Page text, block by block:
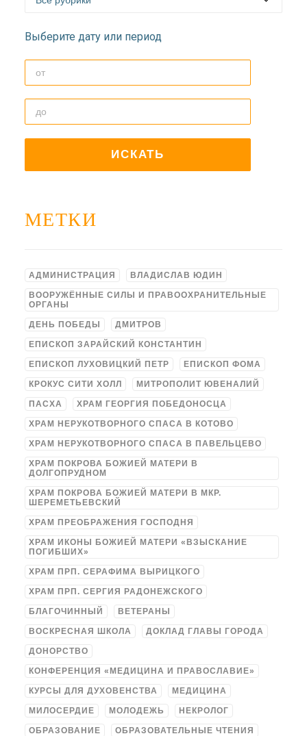
Выберите дату или период
МЕТКИ
АДМИНИСТРАЦИЯ ВЛАДИСЛАВ ЮДИН
ВООРУЖЁННЫЕ СИЛЫ И ПРАВООХРАНИТЕЛЬНЫЕ
ОРГАНЫ
ДЕНЬ ПОБЕДЫ ДМИТРОВ
ЕПИСКОП ЗАРАЙСКИЙ КОНСТАНТИН
ЕПИСКОП ЛУХОВИЦКИЙ ПЕТР ЕПИСКОП ФОМА
КРОКУС СИТИ ХОЛЛ МИТРОПОЛИТ ЮВЕНАЛИЙ
ПАСХА ХРАМ ГЕОРГИЯ ПОБЕДОНОСЦА
ХРАМ НЕРУКОТВОРНОГО СПАСА В КОТОВО
ХРАМ НЕРУКОТВОРНОГО СПАСА В ПАВЕЛЬЦЕВО
ХРАМ ПОКРОВА БОЖИЕЙ МАТЕРИ В
ДОЛГОПРУДНОМ
ХРАМ ПОКРОВА БОЖИЕЙ МАТЕРИ В МКР.
ШЕРЕМЕТЬЕВСКИЙ
ХРАМ ПРЕОБРАЖЕНИЯ ГОСПОДНЯ
ХРАМ ИКОНЫ БОЖИЕЙ МАТЕРИ «ВЗЫСКАНИЕ
ПОГИБШИХ»
ХРАМ ПРП. СЕРАФИМА ВЫРИЦКОГО
ХРАМ ПРП. СЕРГИЯ РАДОНЕЖСКОГО
БЛАГОЧИННЫЙ ВЕТЕРАНЫ
ВОСКРЕСНАЯ ШКОЛА ДОКЛАД ГЛАВЫ ГОРОДА
ДОНОРСТВО
КОНФЕРЕНЦИЯ «МЕДИЦИНА И ПРАВОСЛАВИЕ»
КУРСЫ ДЛЯ ДУХОВЕНСТВА МЕДИЦИНА
МИЛОСЕРДИЕ МОЛОДЕЖЬ НЕКРОЛОГ
ОБРАЗОВАНИЕ ОБРАЗОВАТЕЛЬНЫЕ ЧТЕНИЯ